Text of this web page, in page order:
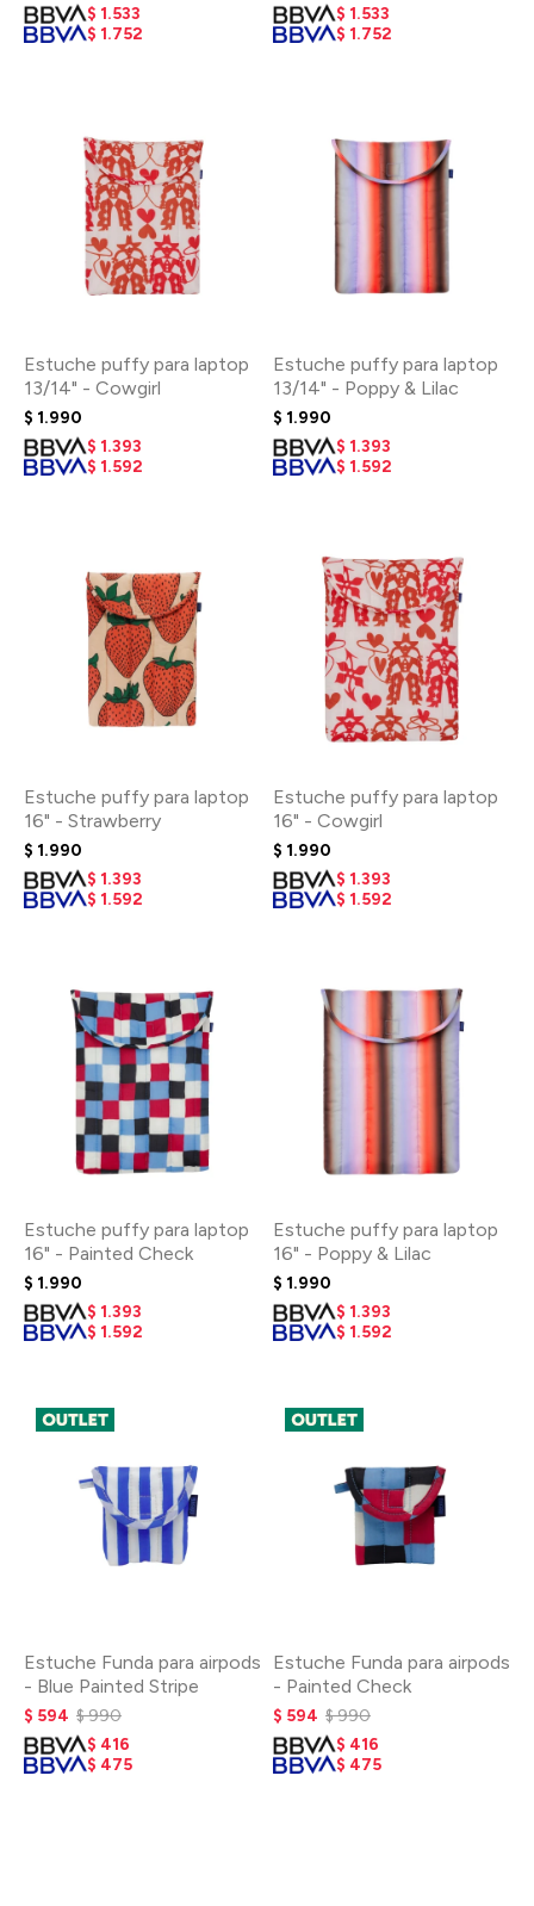
$ 1.533
$ 1.752
$ 1.533
$ 1.752
Estuche puffy para laptop
13/14" - Cowgirl
$ 1.990
$ 1.393
$ 1.592
Estuche puffy para laptop
13/14" - Poppy & Lilac
$ 1.990
$ 1.393
$ 1.592
Estuche puffy para laptop
16" - Strawberry
$ 1.990
$ 1.393
$ 1.592
Estuche puffy para laptop
16" - Cowgirl
$ 1.990
$ 1.393
$ 1.592
Estuche puffy para laptop
16" - Painted Check
$ 1.990
$ 1.393
$ 1.592
Estuche puffy para laptop
16" - Poppy & Lilac
$ 1.990
$ 1.393
$ 1.592
Estuche Funda para airpods
- Blue Painted Stripe
$ 594 $990
$ 416
$ 475
Estuche Funda para airpods
- Painted Check
$ 594 $990
$ 416
$ 475